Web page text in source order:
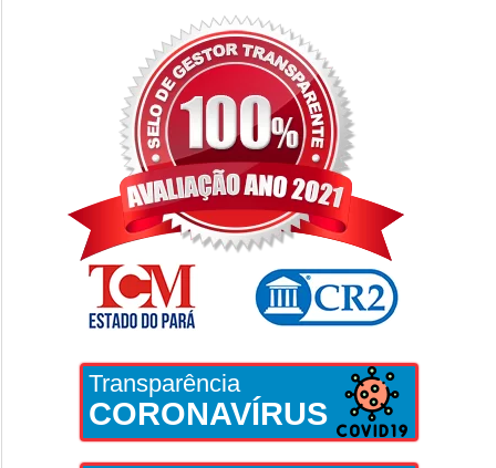
Transparência
CORONAVÍRUS